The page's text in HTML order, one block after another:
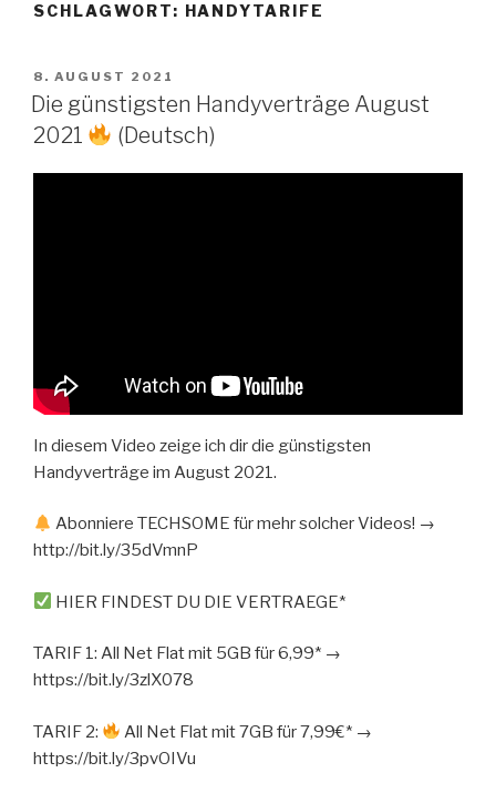
SCHLAGWORT: HANDYTARIFE
VERÖFFENTLICHT
AM
8. AUGUST 2021
Die günstigsten Handyverträge August
2021
(Deutsch)
In diesem Video zeige ich dir die günstigsten
Handyverträge im August 2021.
Abonniere TECHSOME für mehr solcher Videos! →
http://bit.ly/35dVmnP
HIER FINDEST DU DIE VERTRAEGE*
TARIF 1: All Net Flat mit 5GB für 6,99* →
https://bit.ly/3zlX078
TARIF 2:
All Net Flat mit 7GB für 7,99€* →
https://bit.ly/3pvOIVu